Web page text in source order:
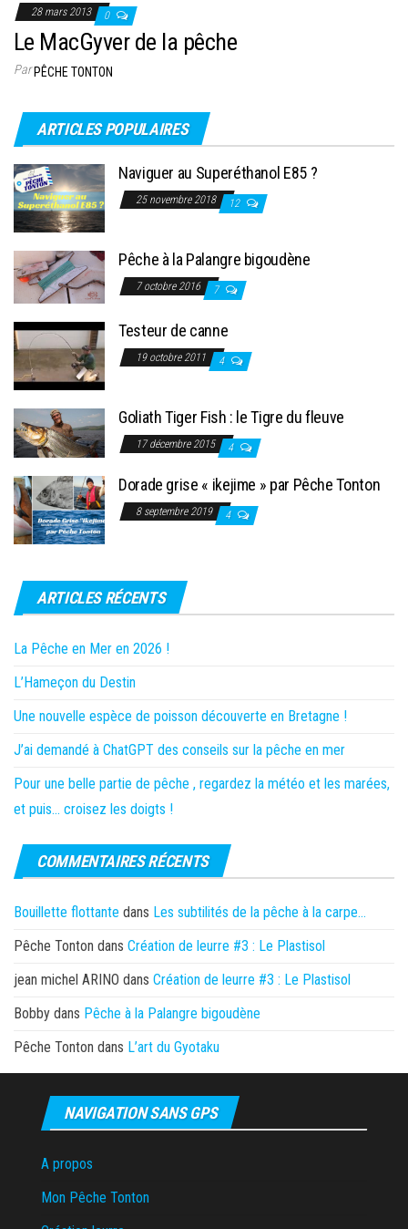
28 mars 2013 0
Le MacGyver de la pêche
ParPÊCHE TONTON
ARTICLES POPULAIRES
Naviguer au Superéthanol E85 ?
25 novembre 2018 12
Pêche à la Palangre bigoudène
7 octobre 2016 7
Testeur de canne
19 octobre 2011 4
Goliath Tiger Fish : le Tigre du fleuve
17 décembre 2015 4
Dorade grise « ikejime » par Pêche Tonton
8 septembre 2019 4
ARTICLES RÉCENTS
La Pêche en Mer en 2026 !
L’Hameçon du Destin
Une nouvelle espèce de poisson découverte en Bretagne !
J’ai demandé à ChatGPT des conseils sur la pêche en mer
Pour une belle partie de pêche , regardez la météo et les marées,
et puis… croisez les doigts !
COMMENTAIRES RÉCENTS
Bouillette flottante dans Les subtilités de la pêche à la carpe…
Pêche Tonton dans Création de leurre #3 : Le Plastisol
jean michel ARINO dans Création de leurre #3 : Le Plastisol
Bobby dans Pêche à la Palangre bigoudène
Pêche Tonton dans L’art du Gyotaku
NAVIGATION SANS GPS
A propos
Mon Pêche Tonton